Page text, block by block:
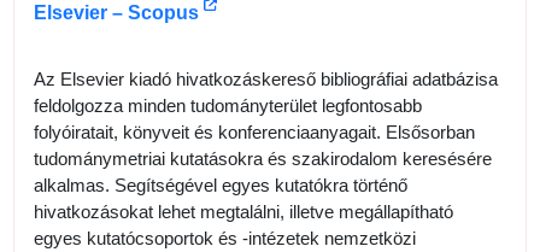
Elsevier – Scopus
Az Elsevier kiadó hivatkozáskereső bibliográfiai adatbázisa
feldolgozza minden tudományterület legfontosabb
folyóiratait, könyveit és konferenciaanyagait. Elsősorban
tudománymetriai kutatásokra és szakirodalom keresésére
alkalmas. Segítségével egyes kutatókra történő
hivatkozásokat lehet megtalálni, illetve megállapítható
egyes kutatócsoportok és -intézetek nemzetközi